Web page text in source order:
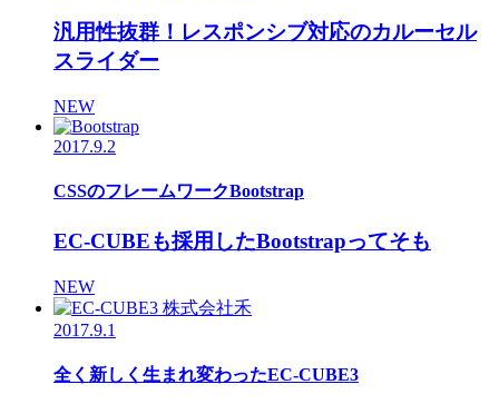
汎用性抜群！レスポンシブ対応のカルーセル
スライダー
NEW
2017.9.2
CSSのフレームワークBootstrap
EC-CUBEも採用したBootstrapってそも
NEW
2017.9.1
全く新しく生まれ変わったEC-CUBE3